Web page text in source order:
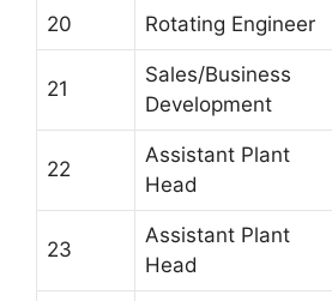
20 Rotating Engineer
21
Sales/Business
Development
22
Assistant Plant
Head
23
Assistant Plant
Head